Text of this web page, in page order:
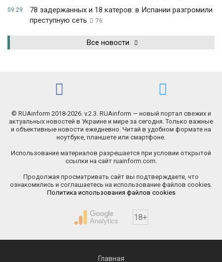
09:29
78 задержанных и 18 катеров: в Испании разгромили
преступную сеть
76
Все новости
© RUAinform 2018-2026. v.2.3. RUAinform — новый портал свежих и
актуальных новостей в Украине и мире за сегодня. Только важные
и объективные новости ежедневно. Читай в удобном формате на
ноутбуке, планшете или смартфоне.
Использование материалов разрешается при условии открытой
ссылки на сайт ruainform.com.
Продолжая просматривать сайт вы подтверждаете, что
ознакомились и соглашаетесь на использование файлов cookies.
Политика использования файлов cookies
18+
Главная